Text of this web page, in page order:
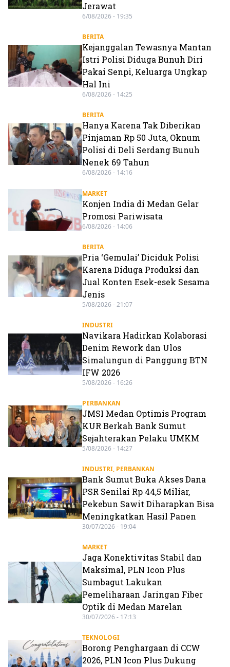
Jerawat
6/08/2026 - 19:35
BERITA
Kejanggalan Tewasnya Mantan
Istri Polisi Diduga Bunuh Diri
Pakai Senpi, Keluarga Ungkap
Hal Ini
6/08/2026 - 14:25
BERITA
Hanya Karena Tak Diberikan
Pinjaman Rp 50 Juta, Oknum
Polisi di Deli Serdang Bunuh
Nenek 69 Tahun
6/08/2026 - 14:16
MARKET
Konjen India di Medan Gelar
Promosi Pariwisata
6/08/2026 - 14:06
BERITA
Pria ‘Gemulai’ Diciduk Polisi
Karena Diduga Produksi dan
Jual Konten Esek-esek Sesama
Jenis
5/08/2026 - 21:07
INDUSTRI
Navikara Hadirkan Kolaborasi
Denim Rework dan Ulos
Simalungun di Panggung BTN
IFW 2026
5/08/2026 - 16:26
PERBANKAN
JMSI Medan Optimis Program
KUR Berkah Bank Sumut
Sejahterakan Pelaku UMKM
5/08/2026 - 14:27
INDUSTRI, PERBANKAN
Bank Sumut Buka Akses Dana
PSR Senilai Rp 44,5 Miliar,
Pekebun Sawit Diharapkan Bisa
Meningkatkan Hasil Panen
30/07/2026 - 19:04
MARKET
Jaga Konektivitas Stabil dan
Maksimal, PLN Icon Plus
Sumbagut Lakukan
Pemeliharaan Jaringan Fiber
Optik di Medan Marelan
30/07/2026 - 17:13
TEKNOLOGI
Borong Penghargaan di CCW
2026, PLN Icon Plus Dukung